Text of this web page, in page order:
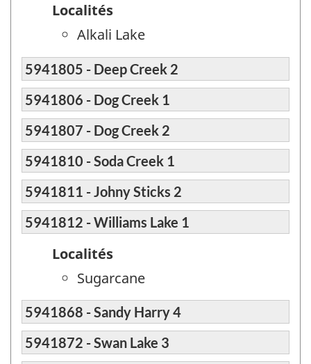
Localités
Alkali Lake
5941805 - Deep Creek 2
5941806 - Dog Creek 1
5941807 - Dog Creek 2
5941810 - Soda Creek 1
5941811 - Johny Sticks 2
5941812 - Williams Lake 1
Localités
Sugarcane
5941868 - Sandy Harry 4
5941872 - Swan Lake 3